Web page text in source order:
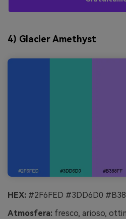
4) Glacier Amethyst
HEX: #2F6FED #3DD6D0
Atmosfera: fresco, arioso,